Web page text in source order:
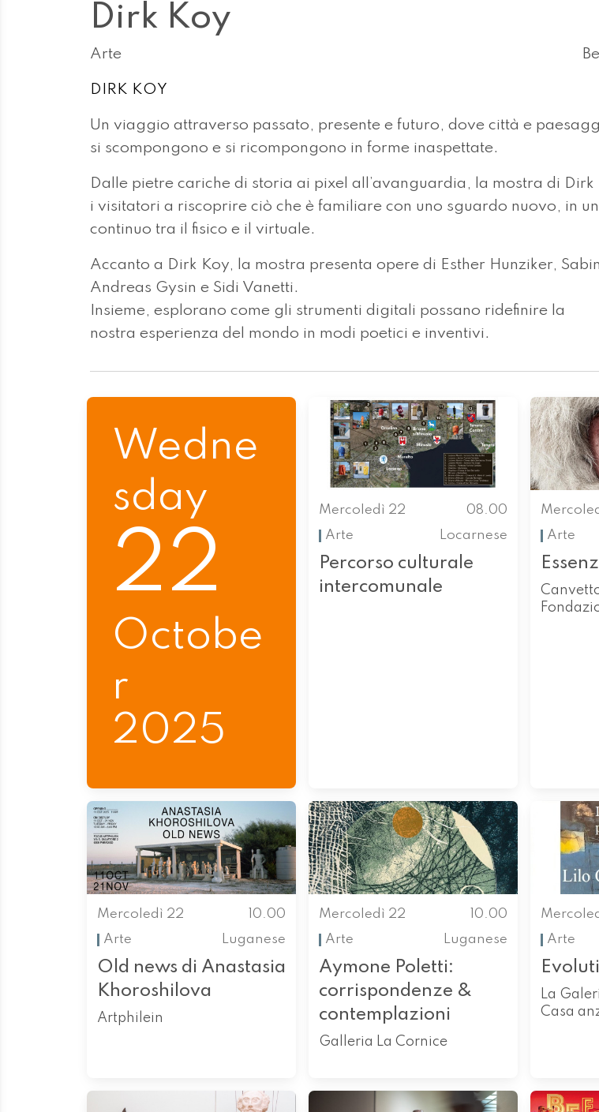
Dirk Koy
Arte
DIRK KOY
Un viaggio attraverso passato, presente e futuro, dove città e
si scompongono e si ricompongono in forme inaspettate.
Dalle pietre cariche di storia ai pixel all’avanguardia, la mostra di Dirk
i visitatori a riscoprire ciò che è familiare con uno sguardo nuovo, in
continuo tra il fisico e il virtuale.
Accanto a Dirk Koy, la mostra presenta opere di Esther Hunziker,
Andreas Gysin e Sidi Vanetti.
Insieme, esplorano come gli strumenti digitali possano ridefinire la
nostra esperienza del mondo in modi poetici e inventivi.
Wedne
sday
22
Octobe
r
2025
Mercoledì 22
08.00
Arte
Locarnese
Percorso culturale
intercomunale
Arte
Mercoledì 22
10.00
Arte
Luganese
Old news di Anastasia
Khoroshilova
Artphilein
Mercoledì 22
10.00
Arte
Luganese
Aymone Poletti:
corrispondenze &
contemplazioni
Galleria La Cornice
Arte
La
Casa